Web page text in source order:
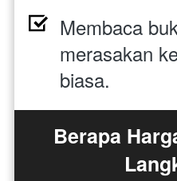
Membaca
merasakan
biasa.
Berapa